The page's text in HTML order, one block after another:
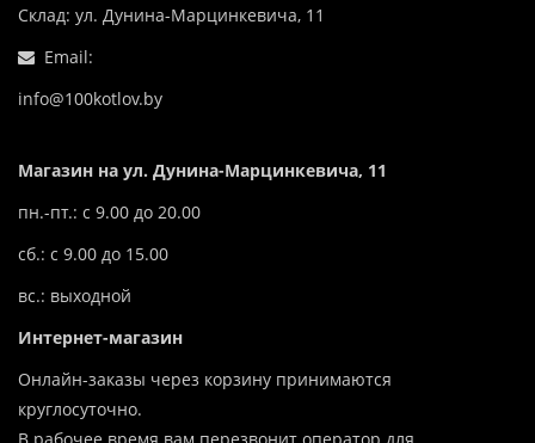
Склад: ул. Дунина-Марцинкевича, 11
Email:
info@100kotlov.by
Магазин на ул. Дунина-Марцинкевича, 11
пн.-пт.: с 9.00 до 20.00
сб.: с 9.00 до 15.00
вс.: выходной
Интернет-магазин
Онлайн-заказы через корзину принимаются
круглосуточно.